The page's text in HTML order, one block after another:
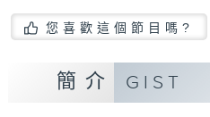
您喜歡這個節目嗎?
簡介 GIST